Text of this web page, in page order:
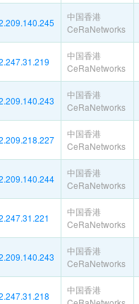
中国香港
CeRaNetworks
中国香港
CeRaNetworks
中国香港
CeRaNetworks
中国香港
CeRaNetworks
中国香港
CeRaNetworks
中国香港
CeRaNetworks
中国香港
CeRaNetworks
中国香港